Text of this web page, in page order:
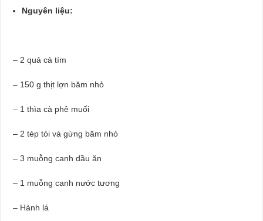
Nguyên liệu:
– 2 quả cà tím
– 150 g thịt lợn băm nhỏ
– 1 thìa cà phê muối
– 2 tép tỏi và gừng băm nhỏ
– 3 muỗng canh dầu ăn
– 1 muỗng canh nước tương
– Hành lá